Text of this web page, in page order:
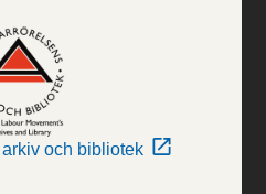
och bibliotek